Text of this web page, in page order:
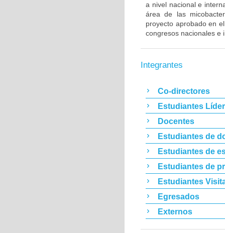
a nivel nacional e
área de las
proyecto aprobado en
congresos nacionales e
Integrantes
Co-directores
Estudiantes
Docentes
Estudiantes de
Estudiantes de
Estudiantes de
Estudiantes
Egresados
Externos